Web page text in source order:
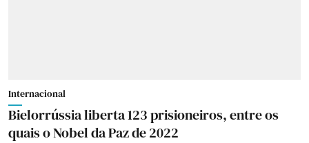
Internacional
Bielorrússia liberta 123 prisioneiros, entre os
quais o Nobel da Paz de 2022